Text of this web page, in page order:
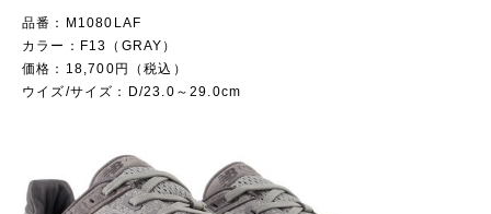
品番：M1080LAF
カラー：F13（GRAY）
価格：18,700円（税込）
ウイズ/サイズ：D/23.0～29.0cm